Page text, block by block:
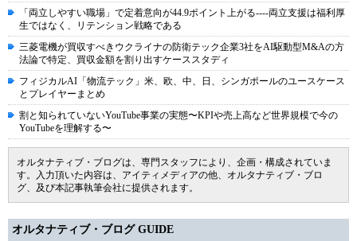
「両立しやすい職場」で定着意向が44.9ポイント上がる----両立支援は福利厚
生ではなく、リテンション戦略である
三菱電機が買収すべきウクライナの防衛テック企業3社をAI駆動型M&Aの方
法論で特定、買収金額を割り出すケーススタディ
フィジカルAI「物流テック」米、欧、中、日、シンガポールのユースケース
とプレイヤーまとめ
割と知られていないYouTube事業の実態〜KPIや売上高など世界規模で今の
YouTubeを理解する〜
オルタナティブ・ブログは、専門スタッフにより、企画・構成されていま
す。入力頂いた内容は、アイティメディアの他、オルタナティブ・ブロ
グ、及び本記事執筆会社に提供されます。
オルタナティブ・ブログ GUIDE